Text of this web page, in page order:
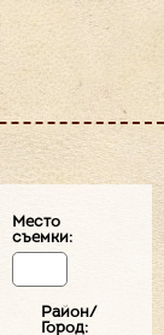
Место
съемки:
Район/
Город: